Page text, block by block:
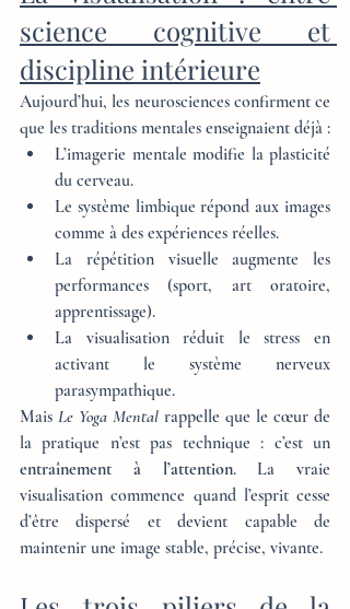
science cognitive et
discipline intérieure
Aujourd’hui, les neurosciences confirment ce
que les traditions mentales enseignaient déjà :
L’imagerie mentale modifie la plasticité
du cerveau.
Le système limbique répond aux images
comme à des expériences réelles.
La répétition visuelle augmente les
performances (sport, art oratoire,
apprentissage).
La visualisation réduit le stress en
activant le système nerveux
parasympathique.
Mais Le Yoga Mental rappelle que le cœur de
entraînement à l’attention. La vraie
visualisation commence quand l’esprit cesse
d’être dispersé et devient capable de
maintenir une image stable, précise, vivante.